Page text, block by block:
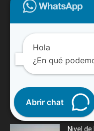
ENTRADAS
El
tumba
28/01/
Nivel
Hola
¿En qué
Abrir chat